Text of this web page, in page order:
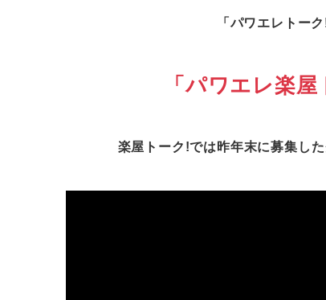
「パワエレトー
「パワエレ楽
楽屋トーク!では昨年末に募集し